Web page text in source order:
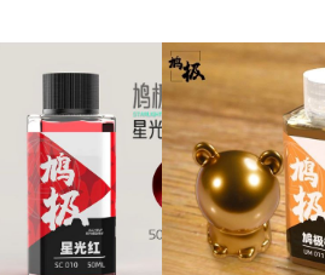
(不挑盒況)
(不挑盒況)
售價:115